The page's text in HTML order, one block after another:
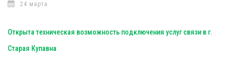
24 марта
Открыта техническая возможность подключения услуг связи в г.
Старая Купавна